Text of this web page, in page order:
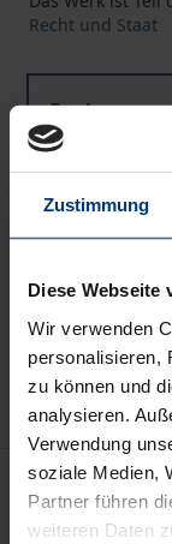
Zustimmung
Diese Webseite
Wir verwenden
personalisieren,
zu können und
analysieren.
Verwendung
soziale Medien,
Partner führen
weiteren Daten
Recht und Staat
Buch
ISBN 978-3-
Zur
Hinweise zu